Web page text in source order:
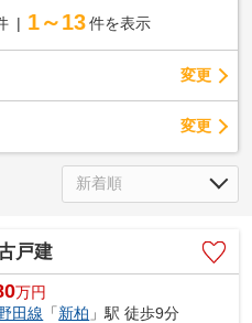
1～13 件を表示
変更
変更
戸建
万円
田線 「新柏 」駅 徒歩9分